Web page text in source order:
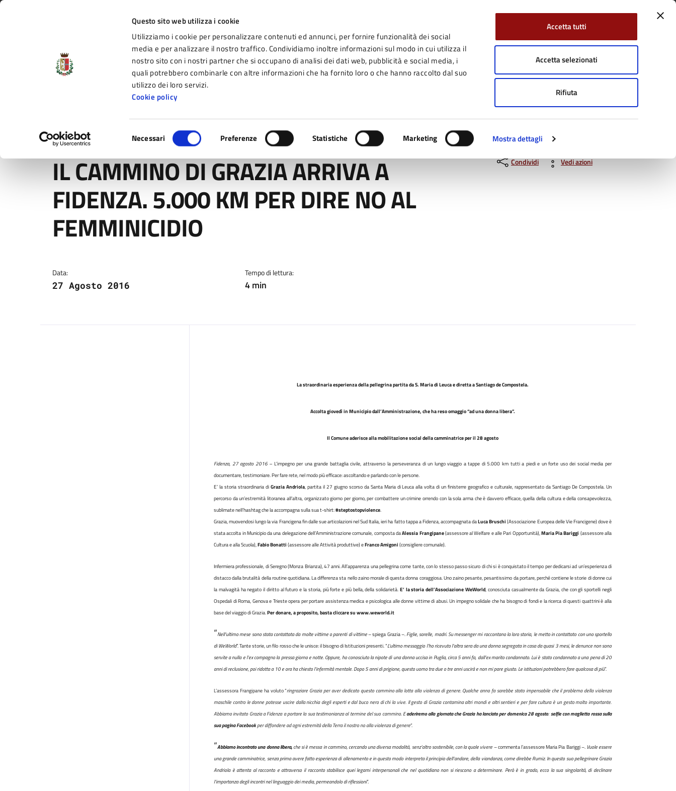
Questo sito web utilizza i cookie
Utilizziamo i cookie per personalizzare contenuti ed annunci, per fornire funzionalità dei social
media e per analizzare il nostro traffico. Condividiamo inoltre informazioni sul modo in cui utilizza il
nostro sito con i nostri partner che si occupano di analisi dei dati web, pubblicità e social media, i
quali potrebbero combinarle con altre informazioni che ha fornito loro o che hanno raccolto dal suo
utilizzo dei loro servizi.
Cookie policy
del
consenso
Necessari Preferenze Statistiche Marketing Mostra dettagli
Accetta tutti
Accetta selezionati
Rifiuta
Vai al contenuto principale
Vai alla navigazione del sito
Vai al piede di pagina
Comune di Fidenza
il portale di servizi e informazioni del Comune di Fidenza
Seguici su: TwitterYouTube Cerca:
Novità Tutti gli argomenti
Home / Novità Comunicati / IL CAMMINO DI GRAZIA ARRIVA A FIDENZA. 5.000 KM PER DIRE NO AL FEMMINICIDIO
IL CAMMINO DI GRAZIA ARRIVA A
FIDENZA. 5.000 KM PER DIRE NO AL
FEMMINICIDIO
Data:
27 Agosto 2016
Tempo di lettura:
4 min
Condividi Vedi azioni
La straordinaria esperienza della pellegrina partita da S. Maria di Leuca e diretta a Santiago de Compostela.
Accolta giovedì in Municipio dall’Amministrazione, che ha reso omaggio “ad una donna libera”.
Il Comune aderisce alla mobilitazione social della camminatrice per il 28 agosto
Fidenza, 27 agosto 2016 – L’impegno per una grande battaglia civile, attraverso la perseveranza di un lungo viaggio a tappe di 5.000 km tutti a piedi e un forte uso dei social media per
documentare, testimoniare. Per fare rete, nel modo più efficace: ascoltando e parlando con le persone.
E’ la storia straordinaria di Grazia Andriola, partita il 27 giugno scorso da Santa Maria di Leuca alla volta di un finisterre geografico e culturale, rappresentato da Santiago De Compostela. Un
percorso da un’estremità litoranea all’altra, organizzato giorno per giorno, per combattere un crimine orrendo con la sola arma che è davvero efficace, quella della cultura e della consapevolezza,
sublimate nell’hashtag che la accompagna sulla sua t-shirt:#steptostopviolence.
Grazia, muovendosi lungo la via Francigena fin dalle sue articolazioni nel Sud Italia, ieri ha fatto tappa a Fidenza, accompagnata daLuca Bruschi(Associazione Europea delle Vie Francigene) dove è
stata accolta in Municipio da una delegazione dell’Amministrazione comunale, composta daAlessia Frangipane(assessore al Welfare e alle Pari Opportunità),Maria Pia Bariggi (assessore alla
Cultura e alla Scuola),Fabio Bonatti (assessore alle Attività produttive) eFranco Amigoni (consigliere comunale).
Infermiera professionale, di Seregno (Monza Brianza), 47 anni. All’apparenza una pellegrina come tante, con lo stesso passo sicuro di chi si è conquistato il tempo per dedicarsi ad un’esperienza di
distacco dalla brutalità della routine quotidiana. La differenza sta nello zaino morale di questa donna coraggiosa. Uno zaino pesante, pesantissimo da portare, perché contiene le storie di donne cui
la malvagità ha negato il diritto al futuro e la storia, più forte e più bella, della solidarietà. E’ la storia dell’Associazione WeWorld, conosciuta casualmente da Grazia, che con gli sportelli negli
Ospedali di Roma, Genova e Trieste opera per portare assistenza medica e psicologica alle donne vittime di abusi. Un impegno solidale che ha bisogno di fondi e la ricerca di questi quattrini è alla
base del viaggio di Grazia.Per donare, a proposito, basta cliccare su www.weworld.it
“Nell’ultimo mese sono stata contattata da molte vittime o parenti di vittime– spiega Grazia –.Figlie, sorelle, madri. Su messenger mi raccontano la loro storia, le metto in contattato con uno sportello
di WeWorld”. Tante storie, un filo rosso che le unisce: il bisogno di Istituzioni presenti. “L’ultimo messaggio l’ho ricevuto l’altra sera da una donna segregata in casa da quasi 3 mesi, le denunce non sono
servite a nulla e l’ex compagno la pressa giorno e notte. Oppure, ho conosciuto la nipote di una donna uccisa in Puglia, circa 5 anni fa, dall’ex marito condannato. Lui è stato condannato a una pena di 20
anni di reclusione, poi ridotta a 10 e ora ha chiesto l’infermità mentale. Dopo 5 anni di prigione, questo uomo tra due o tre anni uscirà e non mi pare giusto. Le istituzioni potrebbero fare qualcosa di più”.
L’assessora Frangipane ha voluto “ringraziare Grazia per aver dedicato questo cammino alla lotta alla violenza di genere. Qualche anno fa sarebbe stato impensabile che il problema della violenza
maschile contro le donne potesse uscire dalla nicchia degli esperti e dal buco nero di chi la vive. Il gesto di Grazia contamina altri mondi e altri sentieri e per fare cultura è un gesto molto importante.
Abbiamo invitato Grazia a Fidenza a portare la sua testimonianza al termine del suo cammino. Eaderiremo alla giornata che Grazia ha lanciato per domenica 28 agosto: selfie con maglietta rossa sulla
sua pagina Facebookper diffondere ad ogni estremità della Terra il nostro no alla violenza di genere“.
“Abbiamo incontrato una donna libera,che si è messa in cammino, cercando una diversa modalità, senz’altro sostenibile, con la quale vivere – commenta l’assessore Maria Pia Bariggi –. Vuole essere
una grande camminatrice, senza prima avere fatto esperienza di allenamento e in questo modo interpreta il principio dell’andare, della viandanza, come direbbe Rumiz. In questo suo pellegrinare Grazia
Andriola è attenta al racconto e attraverso il racconto stabilisce quei legami interpersonali che nel quotidiano non si riescono a determinare. Però è in grado, ecco la sua singolarità, di declinare
l’importanza degli incontri nel linguaggio dei media, permeandolo di riflessioni”.